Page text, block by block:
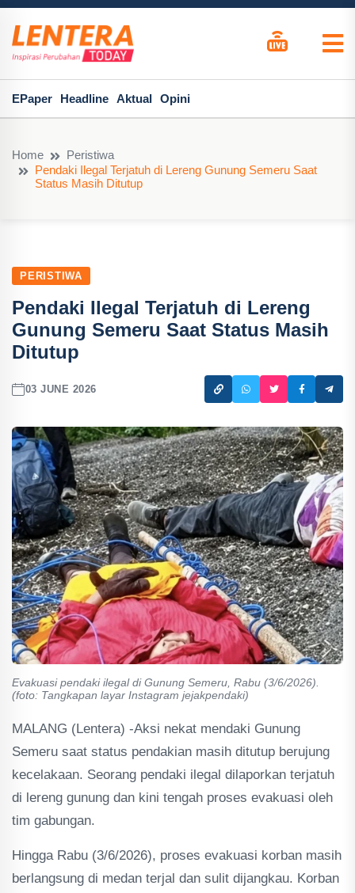
EPaper Headline Aktual Opini
Home
Peristiwa
Pendaki Ilegal Terjatuh di Lereng Gunung Semeru Saat
Status Masih Ditutup
PERISTIWA
Pendaki Ilegal Terjatuh di Lereng
Gunung Semeru Saat Status Masih
Ditutup
03 JUNE 2026
Evakuasi pendaki ilegal di Gunung Semeru, Rabu (3/6/2026).
(foto: Tangkapan layar Instagram jejakpendaki)
MALANG (Lentera) -Aksi nekat mendaki Gunung
Semeru saat status pendakian masih ditutup berujung
kecelakaan. Seorang pendaki ilegal dilaporkan terjatuh
di lereng gunung dan kini tengah proses evakuasi oleh
tim gabungan.
Hingga Rabu (3/6/2026), proses evakuasi korban masih
berlangsung di medan terjal dan sulit dijangkau. Korban